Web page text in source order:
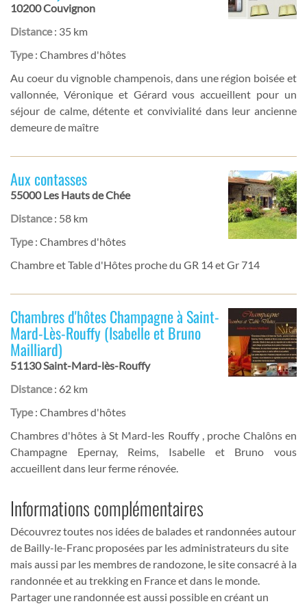
10200 Couvignon
Distance: 35 km
Type: Chambres d'hôtes
Au coeur du vignoble champenois, dans une région boisée et
vallonnée, Véronique et Gérard vous accueillent pour un
séjour de calme, détente et convivialité dans leur ancienne
demeure de maître
Aux contasses
55000 Les Hauts de Chée
Distance: 58 km
Type: Chambres d'hôtes
Chambre et Table d'Hôtes proche du GR 14 et Gr 714
Chambres d'hôtes Champagne à Saint-
Mard-Lès-Rouffy (Isabelle et Bruno
Mailliard)
51130 Saint-Mard-lès-Rouffy
Distance: 62 km
Type: Chambres d'hôtes
Chambres d'hôtes à St Mard-les Rouffy , proche Chalôns en
Champagne Epernay, Reims, Isabelle et Bruno vous
accueillent dans leur ferme rénovée.
Informations complémentaires
Découvrez toutes nos idées de balades et randonnées autour
de Bailly-le-Franc proposées par les administrateurs du site
mais aussi par les membres de randozone, le site consacré à la
randonnée et au trekking en France et dans le monde.
Partager une randonnée est aussi possible en créant un